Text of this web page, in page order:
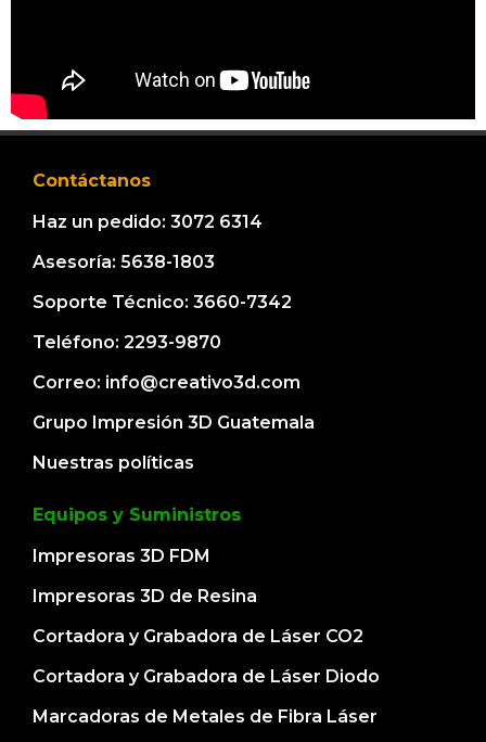
Contáctanos
Haz un pedido: 3072 6314
Asesoría: 5638-1803
Soporte Técnico: 3660-7342
Teléfono: 2293-9870
Correo: info@creativo3d.com
Grupo Impresión 3D Guatemala
Nuestras políticas
Equipos y Suministros
Impresoras 3D FDM
Impresoras 3D de Resina
Cortadora y Grabadora de Láser CO2
Cortadora y Grabadora de Láser Diodo
Marcadoras de Metales de Fibra Láser